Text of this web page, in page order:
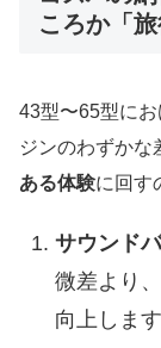
ころか「
43型〜65型に
ジンのわずかな
ある体験に回す
サウンド
微差より
向上します